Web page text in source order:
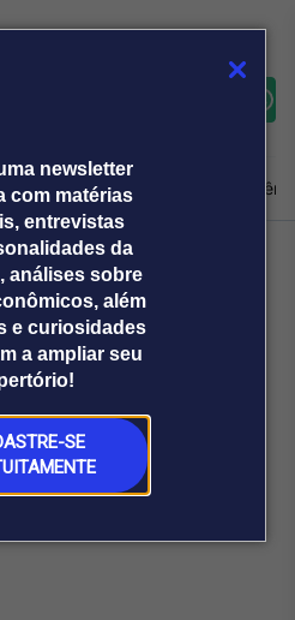
newsletter
com matérias
entrevistas
da
análises sobre
além
e curiosidades
a ampliar seu
SE
BlogWeekend
Broadcast+
O mercado
financeiro em
tempo real
Broadcast
Releases Broadcast
Prêmio Broadcast
Empresas
Releases
and
to